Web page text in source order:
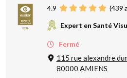
4.9 (439
Expert en Santé
Fermé
115 rue alexandre
80000 AMIENS